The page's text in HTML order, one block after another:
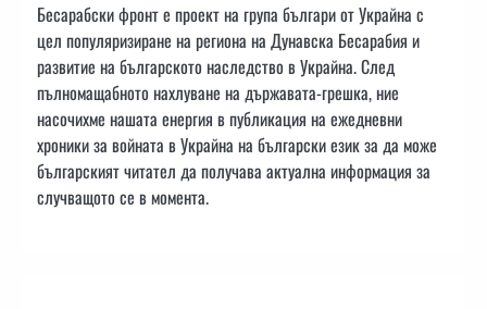
Бесарабски фронт е проект на група българи от Украйна с
цел популяризиране на региона на Дунавска Бесарабия и
развитие на българското наследство в Украйна. След
пълномащабното нахлуване на държавата-грешка, ние
насочихме нашата енергия в публикация на ежедневни
хроники за войната в Украйна на български език за да може
българският читател да получава актуална информация за
случващото се в момента.